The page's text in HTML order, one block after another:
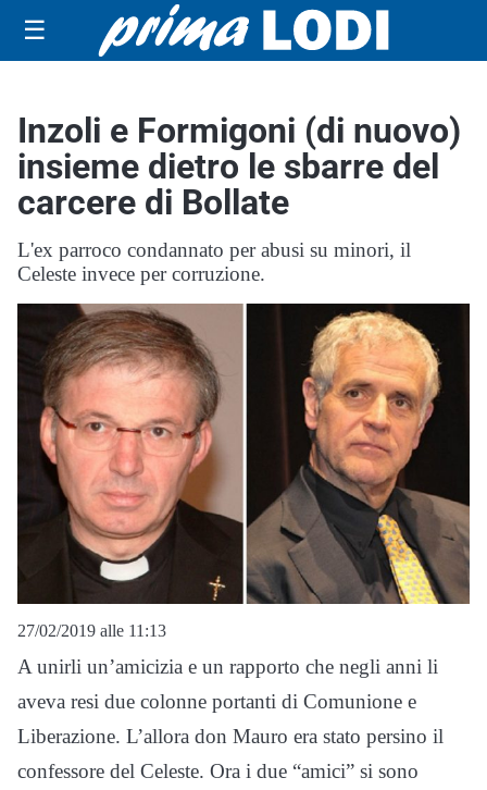
☰
Inzoli e Formigoni (di nuovo)
insieme dietro le sbarre del
carcere di Bollate
L'ex parroco condannato per abusi su minori, il
Celeste invece per corruzione.
27/02/2019 alle 11:13
A unirli un’amicizia e un rapporto che negli anni li
aveva resi due colonne portanti di Comunione e
Liberazione. L’allora don Mauro era stato persino il
confessore del Celeste. Ora i due “amici” si sono